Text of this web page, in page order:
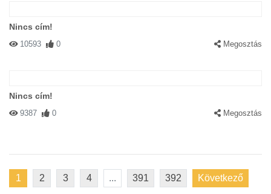
Nincs cím!
10593 0 Megosztás
Nincs cím!
9387 0 Megosztás
1 2 3 4 ... 391 392 Következő